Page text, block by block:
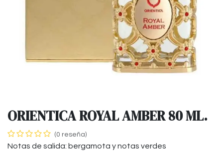
ORIENTICA ROYAL AMBER 80 ML.
(0 reseña)
Notas de salida: bergamota y notas verdes